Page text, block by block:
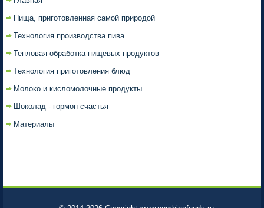
Пища, приготовленная самой природой
Технология производства пива
Тепловая обработка пищевых продуктов
Технология приготовления блюд
Молоко и кисломолочные продукты
Шоколад - гормон счастья
Материалы